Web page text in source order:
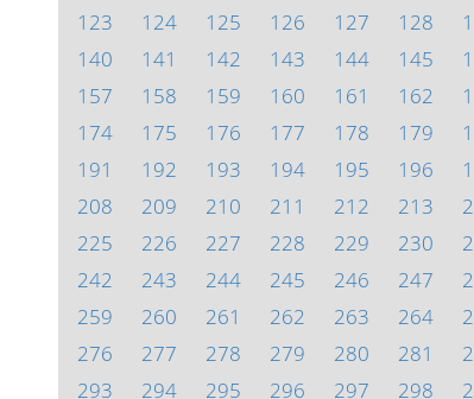
123
124 125 126 127 128
140
141 142 143 144 145
157
158 159 160 161 162
174
175 176 177 178 179
191
192 193 194 195 196
208
209 210 211 212 213
225
226 227 228 229 230
242
243 244 245 246 247
259
260 261 262 263 264
276
277 278 279 280 281
293
294 295 296 297 298